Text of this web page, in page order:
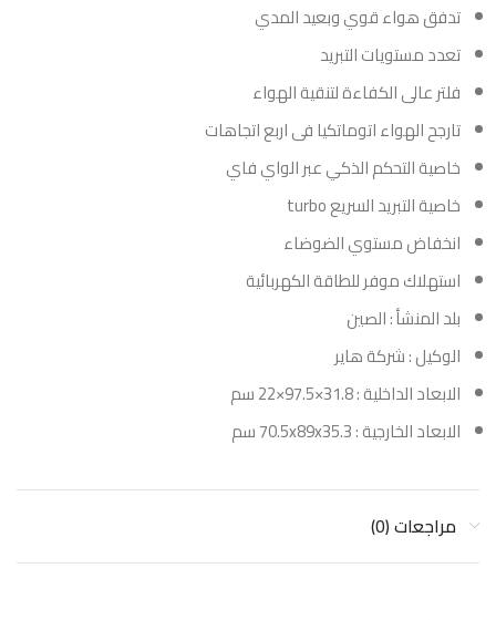
تدفق هواء قوي وبعيد المدي
تعدد مستويات التبريد
فلتر عالى الكفاءة لتنقية الهواء
تارجح الهواء اتوماتكيا فى اربع اتجاهات
خاصية التحكم الذكي عبر الواي فاي
خاصية التبريد السريع turbo
انخفاض مستوي الضوضاء
استهلاك موفر للطاقة الكهربائية
بلد المنشأ : الصين
الوكيل : شركة هاير
الابعاد الداخلية : 31.8×97.5×22 سم
الابعاد الخارجية : 70.5x89x35.3 سم
مراجعات (0)